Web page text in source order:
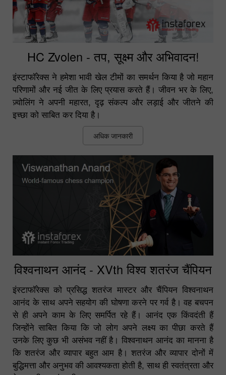
HC Zvolen - तप, सूक्ष्म और अभिवादन!
इंस्टाफॉरेक्स ने हमेशा भावी खेल टीमों का समर्थन किया है जो महान
परिणामों और नई जीत के लिए प्रयास करते हैं। जीवन भर के लिए,
ज़्वोलिंग ने अपनी महारत, दृढ़ संकल्प और लड़ाई और जीतने की
इच्छा को साबित कर दिया है।
अधिक जानकारी
विश्वनाथन आनंद - XVth विश्व शतरंज चैंपियन
इंस्टाफॉरेक्स को प्रसिद्ध शतरंज मास्टर और चैंपियन विश्वनाथन
आनंद के साथ अपने सहयोग की घोषणा करने पर गर्व है। वह बचपन
से ही अपने काम के लिए समर्पित रहे हैं। आनंद एक किंवदंती हैं
जिन्होंने साबित किया कि जो लोग अपने लक्ष्य का पीछा करते हैं
उनके लिए कुछ भी असंभव नहीं है। विश्वनाथन आनंद का मानना है
कि शतरंज और व्यापार बहुत आम है। शतरंज और व्यापार दोनों में
बुद्धिमत्ता और अनुभव की आवश्यकता होती है, साथ ही स्वतंत्रता और